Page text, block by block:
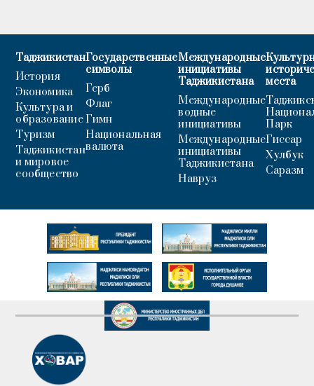
Таджикистан
История
Экономика
Культура и
образование
Туризм
Таджикистан
и мировое
сообщество
Государственные
символы
Герб
Флаг
Гимн
Национальная
валюта
Международные
инициативы
Таджикистана
Международные
водные
инициативы
Международные
инициативы
Таджикистана
Навруз
места
Парк
Гиссар
Хулбук
Саразм